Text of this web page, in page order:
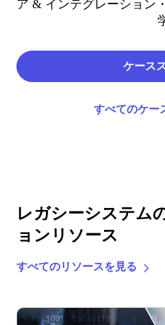
ア & インテグレーション
ケース
すべてのケー
レガシーシステム
ョンリソース
すべてのリソースを見る